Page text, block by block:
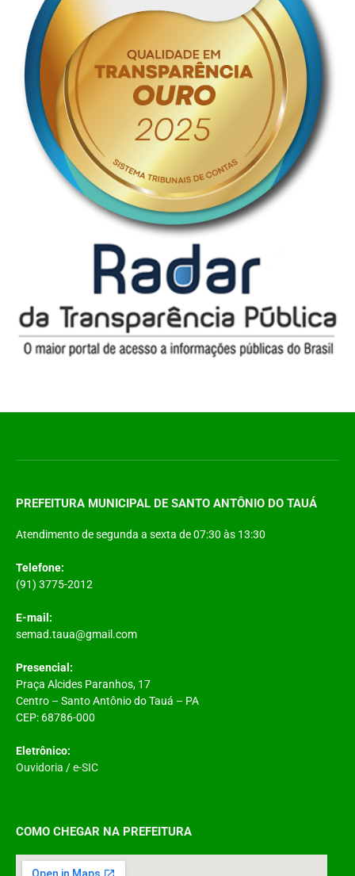
PREFEITURA MUNICIPAL DE SANTO ANTÔNIO DO TAUÁ
Atendimento de segunda a sexta de 07:30 às 13:30
Telefone:
(91) 3775-2012
E-mail:
semad.taua@gmail.com
Presencial:
Praça Alcides Paranhos, 17
Centro – Santo Antônio do Tauá – PA
CEP: 68786-000
Eletrônico:
Ouvidoria /e-SIC
COMO CHEGAR NA PREFEITURA